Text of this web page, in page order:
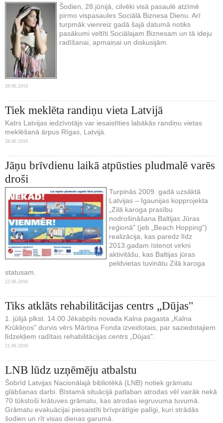
Šodien, 28.jūnijā, cilvēki visā pasaulē atzīmē
pirmo vispasaules Sociālā Biznesa Dienu. Arī
turpmāk vienreiz gadā šajā datumā notiks
pasākumi veltīti Sociālajam Biznesam un tā ideju
radīšanai, apmaiņai un diskusijām.
28.06.2010.
Tiek meklēta randiņu vieta Latvijā
Katrs Latvijas iedzīvotājs var iesaistīties labākās randiņu vietas
meklēšanā ārpus Rīgas, Latvijā.
28.06.2010.
Jāņu brīvdienu laikā atpūsties pludmalē varēs
droši
Turpinās 2009. gadā uzsāktā
Latvijas – Igaunijas kopprojekta
„Zilā karoga prasību
nodrošināšana Baltijas Jūras
reģionā" (jeb „Beach Hopping")
realizācija, kas paredz līdz
2013.gadam īstenot virkni
aktivitāšu, kas Baltijas jūras
peldvietas tuvinātu Zilā karoga
statusam.
22.06.2010.
Tiks atklāts rehabilitācijas centrs „Dūjas"
1. jūlijā plkst. 14.00 Jēkabpils novada Kalna pagasta „Kalna
Krūkliņos" durvis vērs Mārtiņa Fonda izveidotais, par saziedotajiem
līdzekļiem radītais rehabilitācijas centrs „Dūjas".
21.06.2010.
LNB lūdz uzņēmēju atbalstu
Šobrīd Latvijas Nacionālajā bibliotēkā (LNB) notiek grāmatu
glābšanas darbi. Bīstamā situācijā patlaban atrodas vēl vairāk nekā
70 tūkstoši krātuves grāmatu, kas atrodas iegruvuma tuvumā.
Grāmatu evakuācijai piesaistīti brīvprātīgie palīgi, kuri strādās
šodien un rīt visas dienas garumā.